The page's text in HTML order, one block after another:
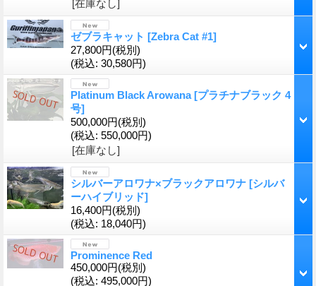
[在庫なし]
ゼブラキャット [Zebra Cat #1]
27,800円(税別)
(税込: 30,580円)
Platinum Black Arowana[プラチナブラック 4
号]
500,000円(税別)
(税込: 550,000円)
[在庫なし]
シルバーアロワナ×ブラックアロワナ [シルバ
ーハイブリッド]
16,400円(税別)
(税込: 18,040円)
Prominence Red
450,000円(税別)
(税込: 495,000円)